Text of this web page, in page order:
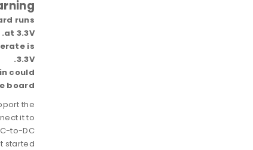
runs
at 3.3V.
is
3.3V.
could
board
the
it to
to-DC
started.